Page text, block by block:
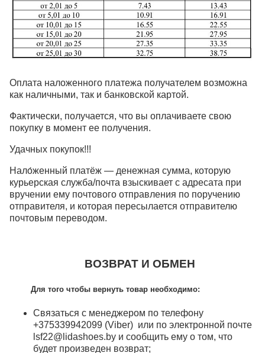
Оплата наложенного платежа получателем возможна
как наличными, так и банковской картой.
Фактически, получается, что вы оплачиваете свою
покупку в момент ее получения.
Удачных покупок!!!
Нало́женный платёж — денежная сумма, которую
курьерская служба/почта взыскивает с адресата при
вручении ему почтового отправления по поручению
отправителя, и которая пересылается отправителю
почтовым переводом.
ВОЗВРАТ И ОБМЕН
Для того чтобы вернуть товар необходимо:
Связаться с менеджером по телефону
+375339942099 (Viber) или по электронной почте
lsf22@lidashoes.by и сообщить ему о том, что
будет произведен возврат;